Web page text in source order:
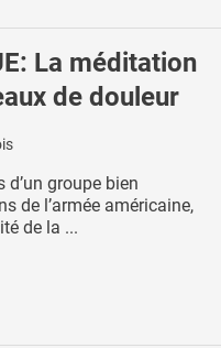
La méditation
de douleur
d’un groupe bien
de l’armée américaine,
de la ...